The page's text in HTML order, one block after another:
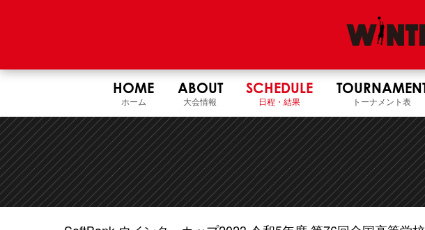
HOME
ホーム
ABOUT
大会情報
SCHEDULE
日程・結果 トーナメント表